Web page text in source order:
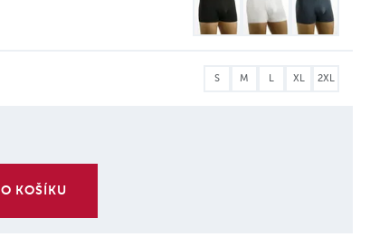
S M L XL 2XL
KOŠÍKU